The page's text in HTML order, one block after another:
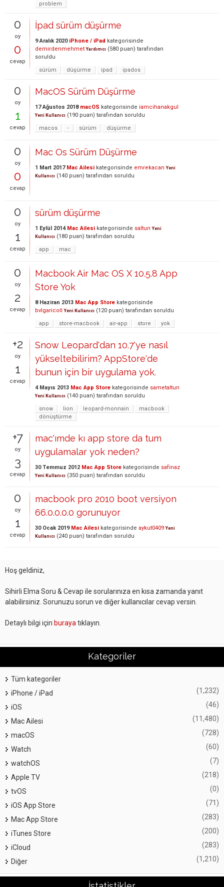
problem
0
oy
0
cevap
İpad sürüm düşürme
9 Aralık 2020 iPhone / iPad kategorisinde
demirdenmehmet Yardımcı (580 puan) tarafından
soruldu
sürüm
düşürme ipad ipados
0
oy
1
cevap
MacOS Sürüm Düşürme
17 Ağustos 2018 macOS kategorisinde iamcihanakgul
Yeni Kullanıcı (190 puan) tarafından soruldu
macos
- sürüm düşürme
0
oy
0
cevap
Mac Os Sürüm Düşürme
1 Mart 2017 Mac Ailesi kategorisinde emrekacan Yeni
Kullanıcı (140 puan) tarafından soruldu
0
oy
1
cevap
sürüm düşürme
1 Eylül 2014 Mac Ailesi kategorisinde saltun Yeni
Kullanıcı (180 puan) tarafından soruldu
app
mac
0
oy
2
cevap
Macbook Air Mac OS X 10.5.8 App
Store Yok
8 Haziran 2013 Mac App Store kategorisinde
bvlgaricoll Yeni Kullanıcı (120 puan) tarafından soruldu
app
store-macbook air-app store yok
+2
oy
1
cevap
Snow Leopard'dan 10.7'ye nasıl
yükseltebilirim? AppStore'de
bunun için bir uygulama yok.
4 Mayıs 2013 Mac App Store kategorisinde sametaltun
Yeni Kullanıcı (140 puan) tarafından soruldu
snow
lion leopard-monnain
macbook
dönüştürme
+7
oy
3
cevap
mac'ımde kı app store da tum
uygulamalar yok neden?
30 Temmuz 2012 Mac App Store kategorisinde safinaz
Yeni Kullanıcı (350 puan) tarafından soruldu
0
oy
1
cevap
macbook pro 2010 boot versiyon
66.0.0.0.0 gorunuyor
30 Ocak 2019 Mac Ailesi kategorisinde aykut0409 Yeni
Kullanıcı (240 puan) tarafından soruldu
Hoş geldiniz,
Sihirli Elma Soru & Cevap ile sorularınıza en kısa zamanda yanıt
alabilirsiniz. Sorunuzu sorun ve diğer kullanıcılar cevap versin.
Detaylı bilgi için buraya tıklayın.
Kategoriler
Tüm kategoriler
iPhone / iPad
(1,232)
iOS (46)
Mac Ailesi (11,480)
macOS (728)
Watch (60)
watchOS (7)
Apple TV (218)
tvOS (0)
iOS App Store (71)
Mac App Store (283)
iTunes Store (200)
iCloud (283)
Diğer (1,210)